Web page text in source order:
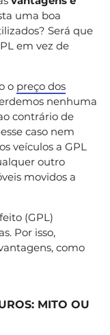
uma boa
Será que
em vez de
o preço dos
nenhuma
contrário de
caso nem
veículos a GPL
outro
movidos a
(GPL)
Por isso,
como
MITO OU